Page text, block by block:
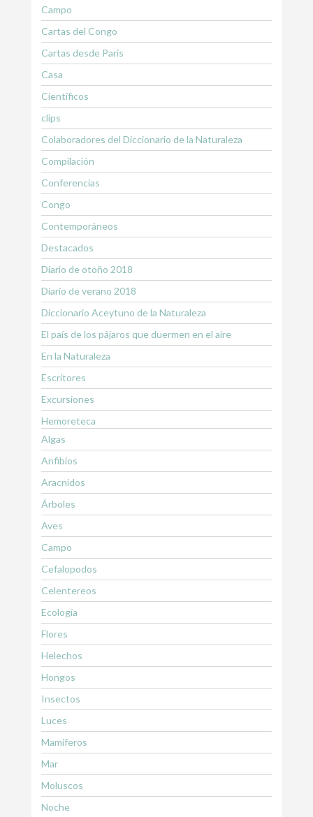
Campo
Cartas del Congo
Cartas desde Paris
Casa
Científicos
clips
Colaboradores del Diccionario de la Naturaleza
Compilación
Conferencias
Congo
Contemporáneos
Destacados
Diario de otoño 2018
Diario de verano 2018
Diccionario Aceytuno de la Naturaleza
El país de los pájaros que duermen en el aire
En la Naturaleza
Escritores
Excursiones
Hemoreteca
Algas
Anfibios
Aracnidos
Árboles
Aves
Campo
Cefalopodos
Celentereos
Ecología
Flores
Helechos
Hongos
Insectos
Luces
Mamiferos
Mar
Moluscos
Noche